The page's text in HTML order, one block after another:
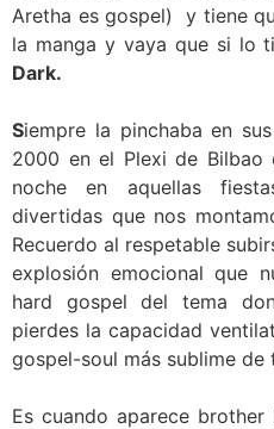
Aretha es gospel) y tiene
la manga y vaya que si lo
Dark.
Siempre la pinchaba en
2000 en el Plexi de Bilbao
noche en aquellas
divertidas que nos
Recuerdo al respetable
explosión emocional que
hard gospel del tema
pierdes la capacidad
gospel-soul más sublime
Es cuando aparece